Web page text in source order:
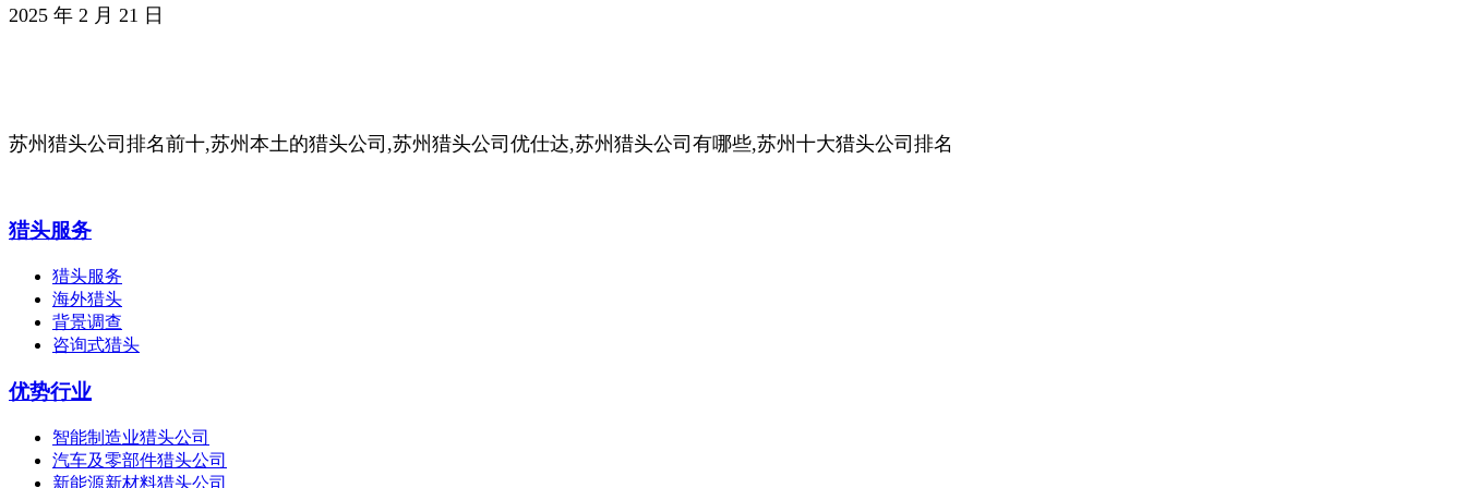
2025 年 2 月 21 日
苏州猎头公司排名前十,苏州本土的猎头公司,苏州猎头公司优仕达,苏州猎头公司有哪些,苏州十大猎头公司排名
猎头服务
猎头服务
海外猎头
背景调查
咨询式猎头
优势行业
智能制造业猎头公司
汽车及零部件猎头公司
新能源新材料猎头公司